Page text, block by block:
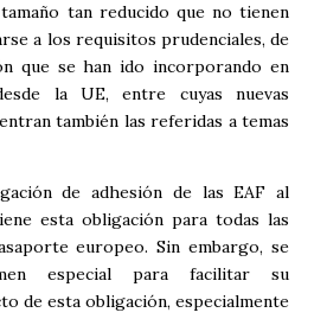
tan reducido que no tienen
a los requisitos prudenciales, de
que se han ido incorporando en
la UE, entre cuyas nuevas
también las referidas a temas
de adhesión de las EAF al
esta obligación para todas las
europeo. Sin embargo, se
especial para facilitar su
de esta obligación, especialmente